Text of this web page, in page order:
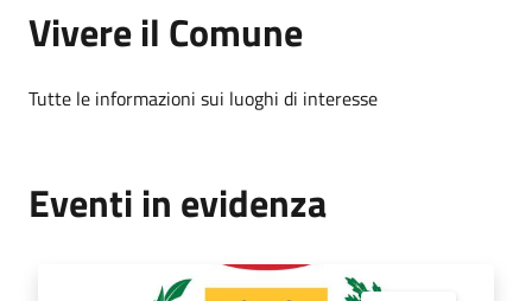
Vivere il Comune
Tutte le informazioni sui luoghi di interesse
Eventi in evidenza